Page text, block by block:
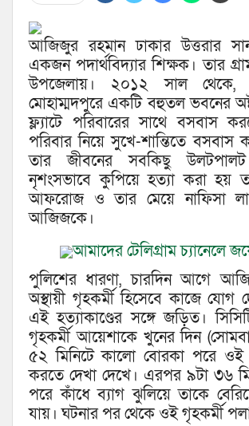
আজিজুর রহমান ঢাকার উত্তরার
একজন পদার্থবিদ্যার শিক্ষক। তার
উপজেলায়। ২০১২ সাল থেকে,
মোহাম্মদপুরে একটি বহুতল ভবনের
ফ্ল্যাটে পরিবারের সাথে বসবাস
পরিবার নিয়ে সুখে-শান্তিতে বসবাস
তার জীবনের সবকিছু
নৃশংসভাবে কুপিয়ে হত্যা করা হয়
আফরোজ ও তার মেয়ে নাফিসা
আজিজকে।
আমাদের টেলিগ্রাম চ্যানেলে
পুলিশের ধারণা, চারদিন আগে
অস্থায়ী গৃহকর্মী হিসেবে কাজে যোগ
এই হত্যাকাণ্ডের সঙ্গে জড়িত।
গৃহকর্মী আয়েশাকে খুনের দিন
৫২ মিনিটে কালো বোরকা পরে ওই
করতে দেখা দেখে। এরপর ৯টা ৩৬
পরে কাঁধে ব্যাগ ঝুলিয়ে তাকে
যায়। ঘটনার পর থেকে ওই গৃহকর্মী